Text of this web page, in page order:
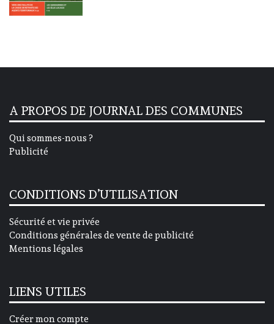
A PROPOS DE JOURNAL DES COMMUNES
Qui sommes-nous ?
Publicité
CONDITIONS D’UTILISATION
Sécurité et vie privée
Conditions générales de vente de publicité
Mentions légales
LIENS UTILES
Créer mon compte